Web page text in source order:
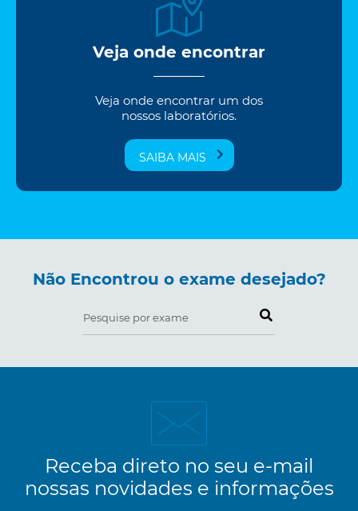
Veja onde encontrar
Veja onde encontrar um dos
nossos laboratórios.
SAIBA MAIS
Não Encontrou o exame desejado?
Pesquise por exame
Receba direto no seu e-mail
nossas novidades e informações